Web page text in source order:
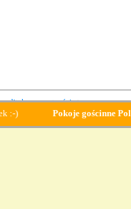
polityką prywatnościstrony.
Pokoje gościnne Polonez-